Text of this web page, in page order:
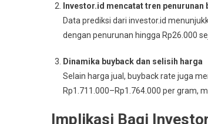
Investor.id mencatat tren penurunan
Data prediksi dari investor.id
dengan penurunan hingga Rp26.000
Dinamika buyback dan selisih harga
Selain harga jual, buyback rate juga
Rp1.711.000–Rp1.764.000 per gram,
Implikasi Bagi